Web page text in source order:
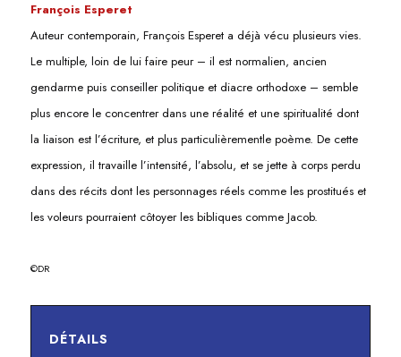
François Esperet
Auteur contemporain, François Esperet a déjà vécu plusieurs vies.
Le multiple, loin de lui faire peur – il est normalien, ancien
gendarme puis conseiller politique et diacre orthodoxe – semble
plus encore le concentrer dans une réalité et une spiritualité dont
la liaison est l’écriture, et plus particulièrementle poème. De cette
expression, il travaille l’intensité, l’absolu, et se jette à corps perdu
dans des récits dont les personnages réels comme les prostitués et
les voleurs pourraient côtoyer les bibliques comme Jacob.
©DR
DÉTAILS